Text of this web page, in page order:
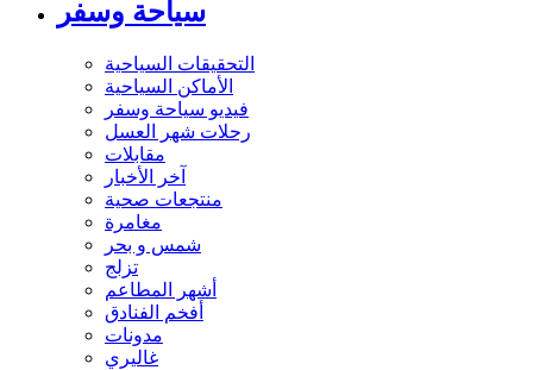
سياحة وسفر
التحقيقات السياحية
الأماكن السياحية
فيديو سياحة وسفر
رحلات شهر العسل
مقابلات
آخر الأخبار
منتجعات صحية
مغامرة
شمس و بحر
تزلج
أشهر المطاعم
أفخم الفنادق
مدونات
غاليري